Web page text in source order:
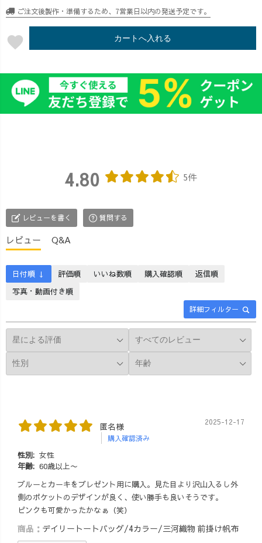
ご注文後製作・準備するため、7営業日以内の発送予定です。
favorite カートへ入れる
4.80 5件
レビューを書く 質問する
レビュー Q&A
詳細フィルター
日付順 ↓ 評価順 いいね数順 購入確認順
返信順
写真・動画付き順
匿名様
購入確認済み
2025-12-17
性別: 女性
年齢: 60歳以上〜
ブルーとカーキをプレゼント用に購入。見た目より沢山入るし外
側のポケットのデザインが良く、使い勝手も良いそうです。
ピンクも可愛かったかなぁ（笑）
商品： デイリートートバッグ/4カラー/三河織物 前掛け帆布